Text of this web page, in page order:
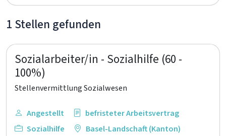
1 Stellen gefunden
Sozialarbeiter/in - Sozialhilfe (60 -
100%)
Stellenvermittlung Sozialwesen
Angestellt
befristeter Arbeitsvertrag
Sozialhilfe
Basel-Landschaft (Kanton)